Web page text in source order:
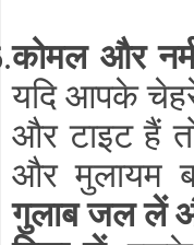
कोमल और
यदि आपके
और टाइट हैं
और मुलायम
गुलाब जल लें